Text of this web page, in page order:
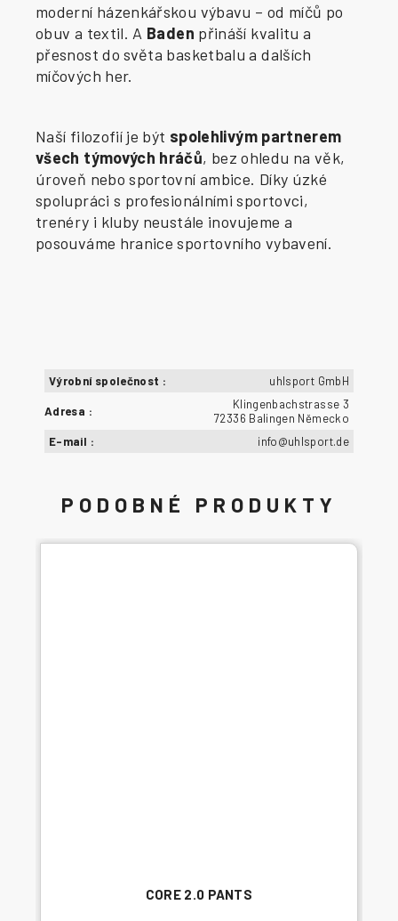
CORE 2.0 PANTS
moderní házenkářskou výbavu – od míčů po
obuv a textil. A Baden přináší kvalitu a
přesnost do světa basketbalu a dalších
míčových her.
Naší filozofií je být spolehlivým partnerem
všech týmových hráčů, bez ohledu na věk,
úroveň nebo sportovní ambice. Díky úzké
spolupráci s profesionálními sportovci,
trenéry i kluby neustále inovujeme a
posouváme hranice sportovního vybavení.
Výrobní společnost : uhlsport GmbH
Adresa :
Klingenbachstrasse 3
72336 Balingen Německo
E-mail : info@uhlsport.de